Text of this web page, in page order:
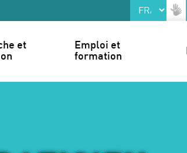
et
Emploi et
formation